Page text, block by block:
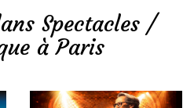
Spectacles /
à Paris